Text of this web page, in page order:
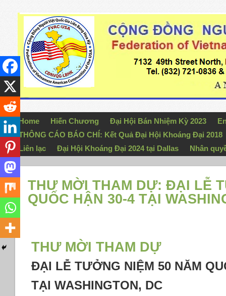
Home Hiến Chương Đại Hội Bán Nhiệm Kỳ 2023
THÔNG CÁO BÁO CHÍ: Kết Quả Đại Hội Khoáng Đại 2018
Liên lạc
Đại Hội Khoáng Đại 2024 tại Dallas Nhân
THƯ MỜI THAM DỰ: ĐẠI LỄ
QUỐC HẬN 30-4 TẠI
THƯ MỜI THAM DỰ
ĐẠI LỄ TƯỞNG NIỆM 50 NĂM
TẠI WASHINGTON, DC